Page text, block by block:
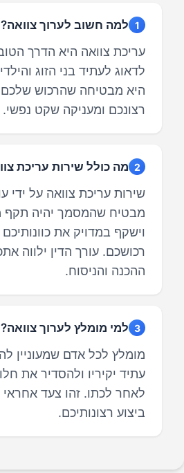
1 למה חשוב לערוך צוואה?
עריכת צוואה היא הדרך
לדאוג לעתיד בני הזוג
היא מבטיחה שהרכוש שלכם
רצונכם ומעניקה שקט נפשי.
2 מה כולל שירות עריכת
שירות עריכת צוואה על ידי
מבטיח שהמסמך יהיה תקף
וישקף במדויק את
רכושכם. עורך הדין ילווה
ההכנה והניסוח.
3 למי מומלץ לערוך צוואה?
מומלץ לכל אדם שמעוניין
עתיד יקיריו ולהסדיר את
לאחר לכתו. זהו צעד
ביצוע רצונותיכם.